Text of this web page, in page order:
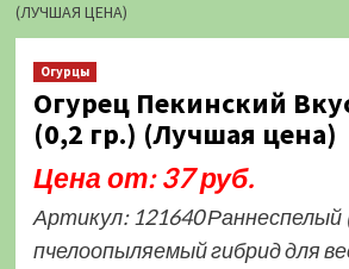
(ЛУЧШАЯ ЦЕНА)
Огурцы
Огурец Пекинский
(0,2 гр.) (Лучшая цена)
Цена от: 37 руб.
Артикул: 121640 Раннеспелый
пчелоопыляемый гибрид для